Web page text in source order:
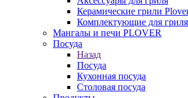
Керамические грили
Комплектующие для гриля
Мангалы и печи PLOVER
Посуда
Назад
Посуда
Кухонная посуда
Столовая посуда